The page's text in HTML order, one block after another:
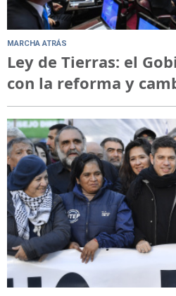
MARCHA ATRÁS
Ley de Tierras: el
con la reforma y